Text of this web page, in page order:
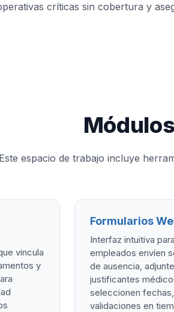
críticas sin cobertura y
Este espacio de trabajo incluye
vincula
y
Formularios
Interfaz intuitiva
empleados envíen
de ausencia,
justificantes
seleccionen
validaciones en